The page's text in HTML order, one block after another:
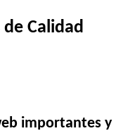
Calidad
importantes y